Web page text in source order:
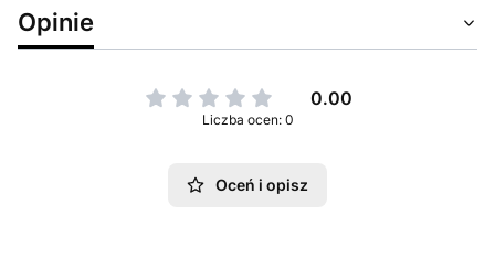
Opinie
0.00
Liczba ocen: 0
Oceń i opisz